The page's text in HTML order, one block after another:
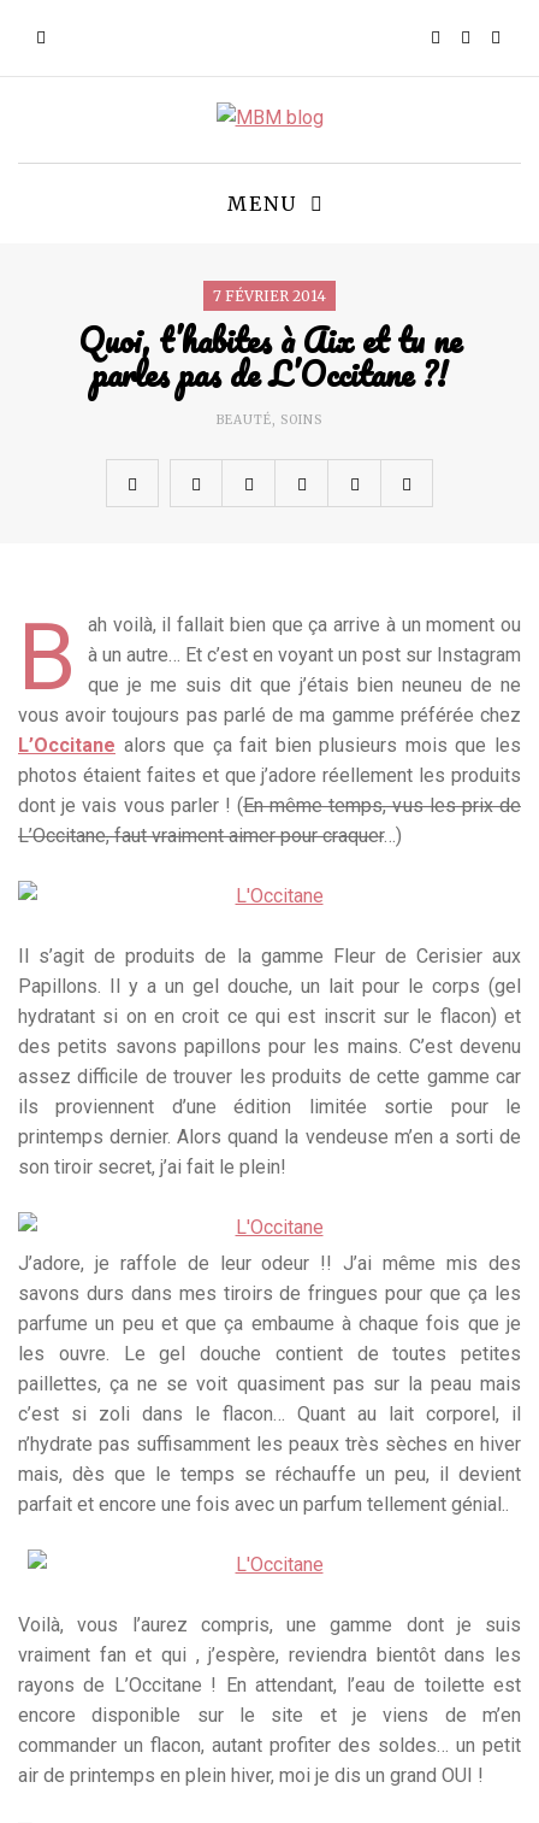
MENU
7 FÉVRIER 2014
Quoi, t’habites à Aix et tu ne
parles pas de L’Occitane ?!
BEAUTÉ, SOINS
B
ah voilà, il fallait bien que ça arrive à un moment ou
à un autre… Et c’est en voyant un post sur Instagram
que je me suis dit que j’étais bien neuneu de ne
vous avoir toujours pas parlé de ma gamme préférée chez
L’Occitane alors que ça fait bien plusieurs mois que les
photos étaient faites et que j’adore réellement les produits
dont je vais vous parler ! (En même temps, vus les prix de
L’Occitane, faut vraiment aimer pour craquer…)
Il s’agit de produits de la gamme Fleur de Cerisier aux
Papillons. Il y a un gel douche, un lait pour le corps (gel
hydratant si on en croit ce qui est inscrit sur le flacon) et
des petits savons papillons pour les mains. C’est devenu
assez difficile de trouver les produits de cette gamme car
ils proviennent d’une édition limitée sortie pour le
printemps dernier. Alors quand la vendeuse m’en a sorti de
son tiroir secret, j’ai fait le plein!
J’adore, je raffole de leur odeur !! J’ai même mis des
savons durs dans mes tiroirs de fringues pour que ça les
parfume un peu et que ça embaume à chaque fois que je
les ouvre. Le gel douche contient de toutes petites
paillettes, ça ne se voit quasiment pas sur la peau mais
c’est si zoli dans le flacon… Quant au lait corporel, il
n’hydrate pas suffisamment les peaux très sèches en hiver
mais, dès que le temps se réchauffe un peu, il devient
parfait et encore une fois avec un parfum tellement génial..
Voilà, vous l’aurez compris, une gamme dont je suis
vraiment fan et qui , j’espère, reviendra bientôt dans les
rayons de L’Occitane ! En attendant, l’eau de toilette est
encore disponible sur le site et je viens de m’en
commander un flacon, autant profiter des soldes… un petit
air de printemps en plein hiver, moi je dis un grand OUI !